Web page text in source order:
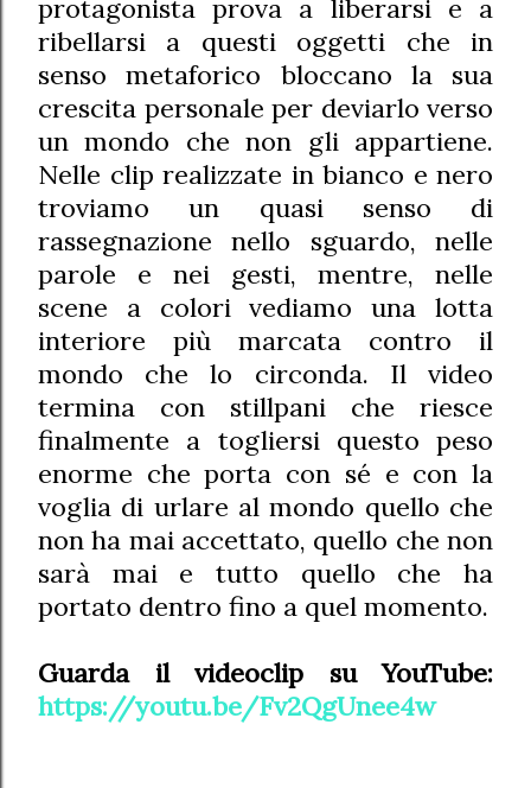
protagonista prova a liberarsi e a
ribellarsi a questi oggetti che in
senso metaforico bloccano la sua
crescita personale per deviarlo verso
un mondo che non gli appartiene.
Nelle clip realizzate in bianco e nero
troviamo un quasi senso di
rassegnazione nello sguardo, nelle
parole e nei gesti, mentre, nelle
scene a colori vediamo una lotta
interiore più marcata contro il
mondo che lo circonda. Il video
termina con stillpani che riesce
finalmente a togliersi questo peso
enorme che porta con sé e con la
voglia di urlare al mondo quello che
non ha mai accettato, quello che non
sarà mai e tutto quello che ha
portato dentro fino a quel momento.
Guarda il videoclip su YouTube:
https://youtu.be/Fv2QgUnee4w